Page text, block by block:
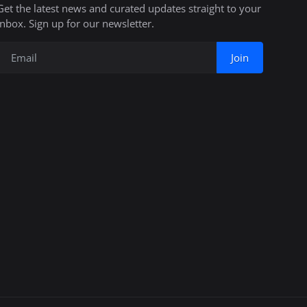
the latest news and curated updates straight to your
Sign up for our newsletter.
Join